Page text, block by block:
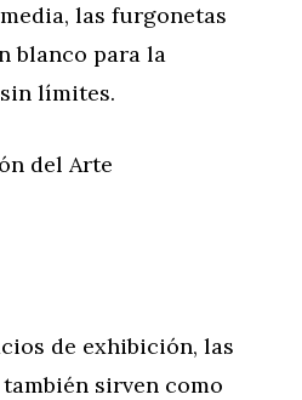
las furgonetas
blanco para la
límites.
del Arte
de exhibición, las
sirven como